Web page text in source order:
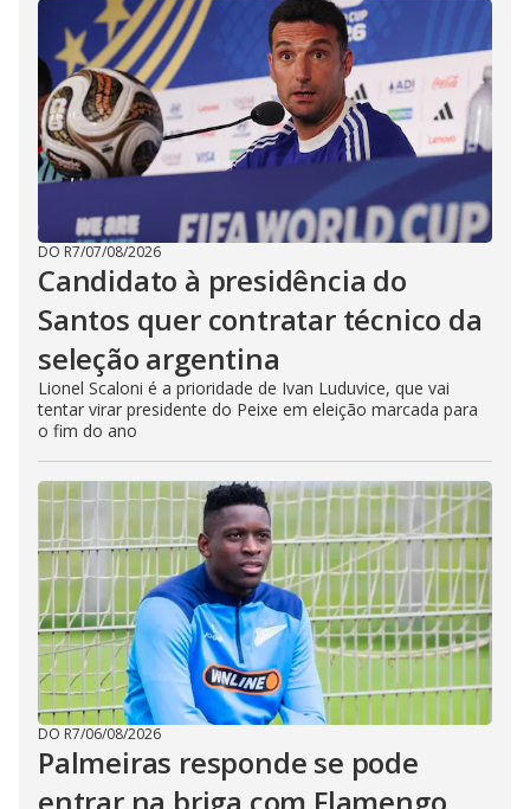
DO R7/07/08/2026
Candidato à presidência do
Santos quer contratar técnico da
seleção argentina
Lionel Scaloni é a prioridade de Ivan Luduvice, que vai
tentar virar presidente do Peixe em eleição marcada para
o fim do ano
DO R7/06/08/2026
Palmeiras responde se pode
entrar na briga com Flamengo